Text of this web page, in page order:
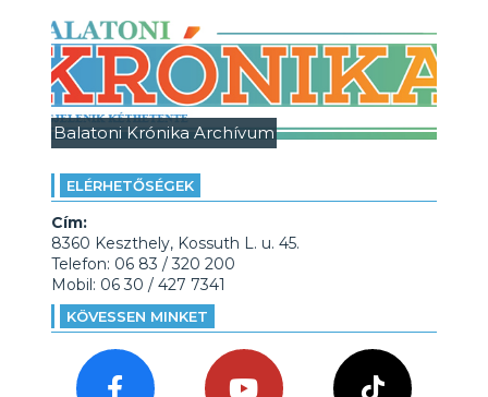
Balatoni Krónika Archívum
ELÉRHETŐSÉGEK
Cím:
8360 Keszthely, Kossuth L. u. 45.
Telefon: 06 83 / 320 200
Mobil: 06 30 / 427 7341
KÖVESSEN MINKET